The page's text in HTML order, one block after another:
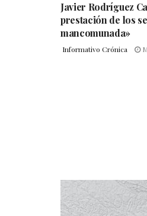
Javier Rodríguez
prestación de los
mancomunada»
Informativo Crónica